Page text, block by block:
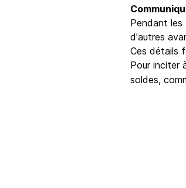
Pendant les
d'autres
Ces détails
Pour inciter
soldes,